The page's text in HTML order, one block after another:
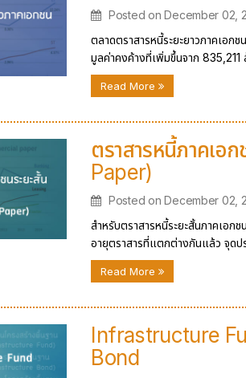
Posted on December 02,
ตลาดตราสารหนี้ระยะยาวภาคเอก
มูลค่าคงค้างที่เพิ่มขึ้นจาก
Read More
ตราสารหนี้ภาคเอ
Paper)
Posted on December 02,
สำหรับตราสารหนี้ระยะสั้นภาคเอก
อายุตราสารที่แตกต่างกันแล้ว จุดป
Read More
Infrastructure
Bond